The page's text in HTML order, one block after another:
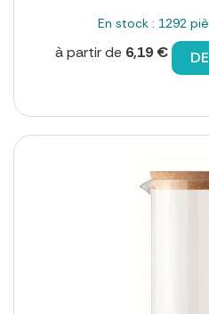
En stock : 1292
à partir de 6,19 €